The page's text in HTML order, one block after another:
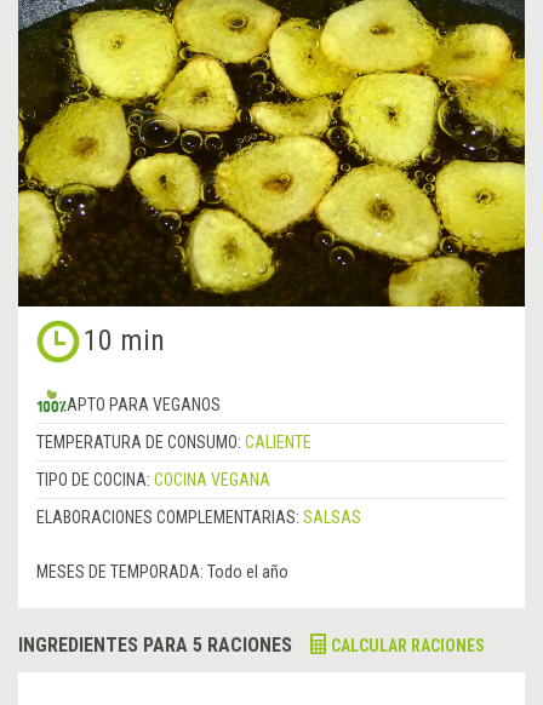
10 min
APTO PARA VEGANOS
TEMPERATURA DE CONSUMO: CALIENTE
TIPO DE COCINA: COCINA VEGANA
ELABORACIONES COMPLEMENTARIAS: SALSAS
MESES DE TEMPORADA: Todo el año
INGREDIENTES PARA 5 RACIONES CALCULAR RACIONES